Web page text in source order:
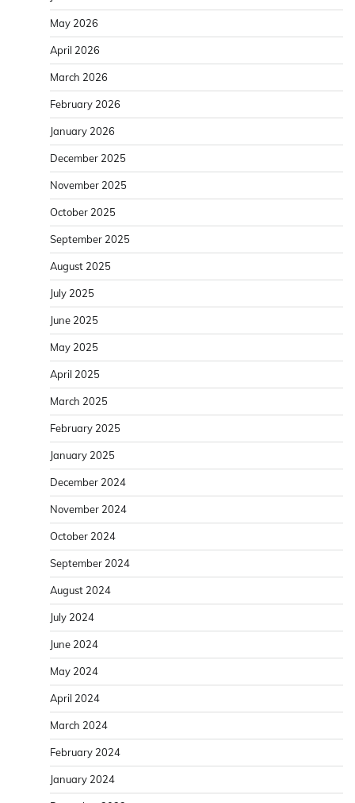
May 2026
April 2026
March 2026
February 2026
January 2026
December 2025
November 2025
October 2025
September 2025
August 2025
July 2025
June 2025
May 2025
April 2025
March 2025
February 2025
January 2025
December 2024
November 2024
October 2024
September 2024
August 2024
July 2024
June 2024
May 2024
April 2024
March 2024
February 2024
January 2024